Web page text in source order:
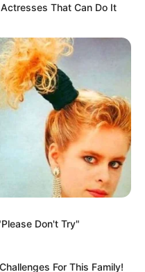
That Can Do It
Don't Try"
For This Family!